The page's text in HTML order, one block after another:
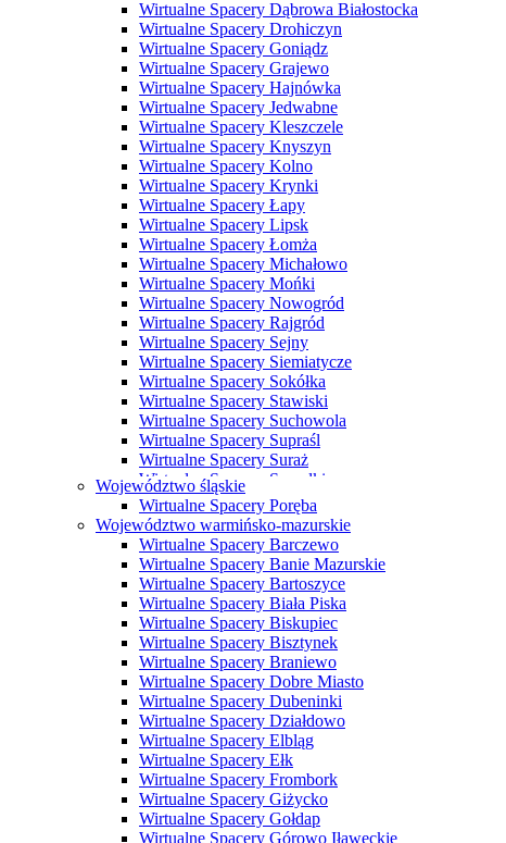
Wirtualne Spacery Dąbrowa Białostocka
Wirtualne Spacery Drohiczyn
Wirtualne Spacery Goniądz
Wirtualne Spacery Grajewo
Wirtualne Spacery Hajnówka
Wirtualne Spacery Jedwabne
Wirtualne Spacery Kleszczele
Wirtualne Spacery Knyszyn
Wirtualne Spacery Kolno
Wirtualne Spacery Krynki
Wirtualne Spacery Łapy
Wirtualne Spacery Lipsk
Wirtualne Spacery Łomża
Wirtualne Spacery Michałowo
Wirtualne Spacery Mońki
Wirtualne Spacery Nowogród
Wirtualne Spacery Rajgród
Wirtualne Spacery Sejny
Wirtualne Spacery Siemiatycze
Wirtualne Spacery Sokółka
Wirtualne Spacery Stawiski
Wirtualne Spacery Suchowola
Wirtualne Spacery Supraśl
Wirtualne Spacery Suraż
Wirtualne Spacery Suwałki
Wirtualne Spacery Szczuczyn
Wirtualne Spacery Szepietowo
Wirtualne Spacery Tykocin
Wirtualne Spacery Wasilków
Wirtualne Spacery Wysokie Mazowieckie
Wirtualne Spacery Zabłudów
Wirtualne Spacery Zambrów
Województwo śląskie
Wirtualne Spacery Poręba
Województwo warmińsko-mazurskie
Wirtualne Spacery Barczewo
Wirtualne Spacery Banie Mazurskie
Wirtualne Spacery Bartoszyce
Wirtualne Spacery Biała Piska
Wirtualne Spacery Biskupiec
Wirtualne Spacery Bisztynek
Wirtualne Spacery Braniewo
Wirtualne Spacery Dobre Miasto
Wirtualne Spacery Dubeninki
Wirtualne Spacery Działdowo
Wirtualne Spacery Elbląg
Wirtualne Spacery Ełk
Wirtualne Spacery Frombork
Wirtualne Spacery Giżycko
Wirtualne Spacery Gołdap
Wirtualne Spacery Górowo Iławeckie